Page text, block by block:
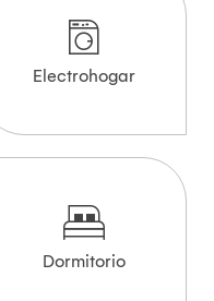
Electrohogar
Dormitorio